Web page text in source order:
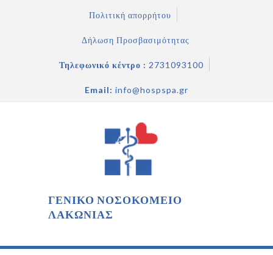
Πολιτική απορρήτου
Δήλωση Προσβασιμότητας
Τηλεφωνικό κέντρο : 2731093100
Email: info@hospspa.gr
ΓΕΝΙΚΟ ΝΟΣΟΚΟΜΕΙΟ
ΛΑΚΩΝΙΑΣ